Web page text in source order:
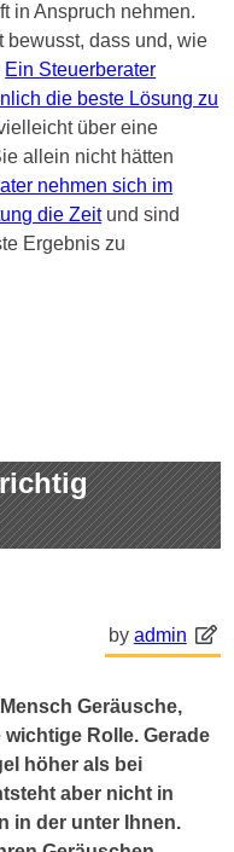
in Anspruch nehmen.
bewusst, dass und, wie
Ein Steuerberater
die beste Lösung zu
über eine
allein nicht hätten
nehmen sich im
die Zeitund sind
Ergebnis zu
by admin
Geräusche,
Rolle. Gerade
höher als bei
aber nicht in
in der unter Ihnen.